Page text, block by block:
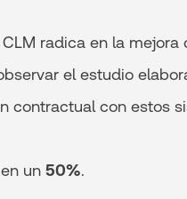
radica en la
el estudio
contractual con estos
un 50%.